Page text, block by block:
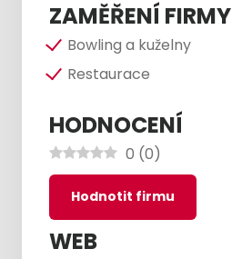
ZAMĚŘENÍ FIRMY
Bowling a kuželny
Restaurace
HODNOCENÍ
0 (0)
Hodnotit firmu
WEB